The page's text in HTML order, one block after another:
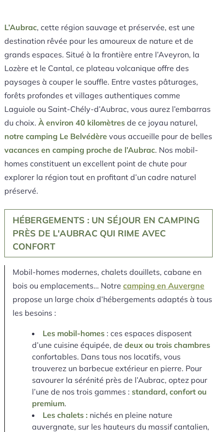
L’Aubrac, cette région sauvage et préservée, est une
destination rêvée pour les amoureux de nature et de
grands espaces. Situé à la frontière entre l’Aveyron, la
Lozère et le Cantal, ce plateau volcanique offre des
paysages à couper le souffle. Entre vastes pâturages,
forêts profondes et villages authentiques comme
Laguiole ou Saint-Chély-d’Aubrac, vous aurez l’embarras
du choix. À environ 40 kilomètresde ce joyau naturel,
notre camping Le Belvédère vous accueille pour de belles
vacances en camping proche de l’Aubrac. Nos mobil-
homes constituent un excellent point de chute pour
explorer la région tout en profitant d’un cadre naturel
préservé.
HÉBERGEMENTS : UN SÉJOUR EN CAMPING
PRÈS DE L'AUBRAC QUI RIME AVEC
CONFORT
Mobil-homes modernes, chalets douillets, cabane en
bois ou emplacements… Notre camping en Auvergne
propose un large choix d’hébergements adaptés à tous
les besoins :
Les mobil-homes: ces espaces disposent
d’une cuisine équipée, de deux ou trois chambres
confortables. Dans tous nos locatifs, vous
trouverez un barbecue extérieur en pierre. Pour
savourer la sérénité près de l’Aubrac, optez pour
l’une de nos trois gammes : standard, confort ou
premium.
Les chalets : nichés en pleine nature
auvergnate, sur les hauteurs du massif cantalien,